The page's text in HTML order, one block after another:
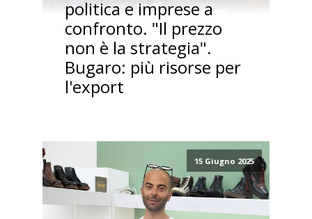
politica e imprese a
confronto. "Il prezzo
non è la strategia".
Bugaro: più risorse per
l'export
15 Giugno 2025